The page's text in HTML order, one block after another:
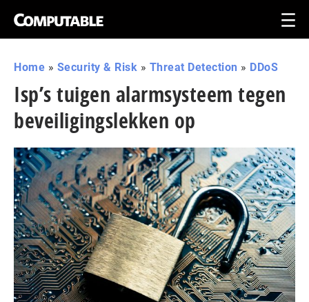
Home » Security & Risk » Threat Detection » DDoS
Isp’s tuigen alarmsysteem tegen
beveiligingslekken op